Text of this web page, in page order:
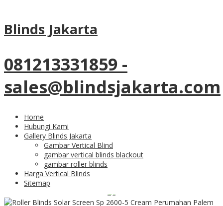
Blinds Jakarta
081213331859 -
sales@blindsjakarta.com
Home
Hubungi Kami
Gallery Blinds Jakarta
Gambar Vertical Blind
gambar vertical blinds blackout
gambar roller blinds
Harga Vertical Blinds
Sitemap
Tag Archives:
cream
22 Dec
Roller Blinds Solar
Screen Sp 2600-5 Cream
Perumahan Palem Indah
Duren Sawit Jakarta